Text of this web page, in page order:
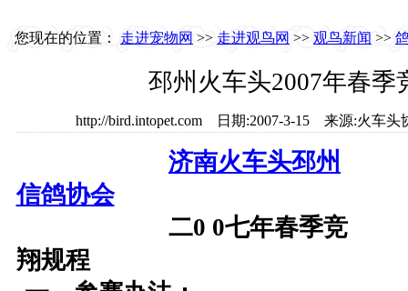
您现在的位置： 走进宠物网 >> 走进观鸟网 >> 观鸟新闻 >>
邳州火车头2007年春季
http://bird.intopet.com 日期:2007-3-15 来源:火车
济南火车头邳州
信鸽协会
二0 0七年春季竞
翔规程